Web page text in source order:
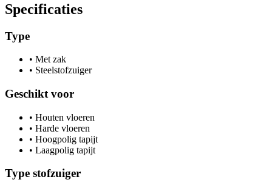
Specificaties
Type
• Met zak
• Steelstofzuiger
Geschikt voor
• Houten vloeren
• Harde vloeren
• Hoogpolig tapijt
• Laagpolig tapijt
Type stofzuiger